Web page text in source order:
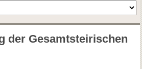
der Gesamtsteirischen